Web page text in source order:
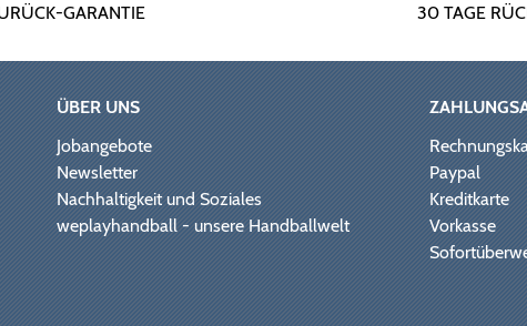
GARANTIE 30 TAGE
ÜBER UNS
Jobangebote
Newsletter
Nachhaltigkeit und Soziales
weplayhandball - unsere Handballwelt
Paypal
Kreditkarte
Vorkasse